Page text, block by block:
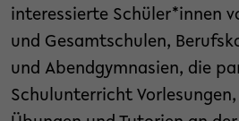
interessierte Schüler*innen
und Gesamtschulen,
und Abendgymnasien, die
Schulunterricht Vorlesungen,